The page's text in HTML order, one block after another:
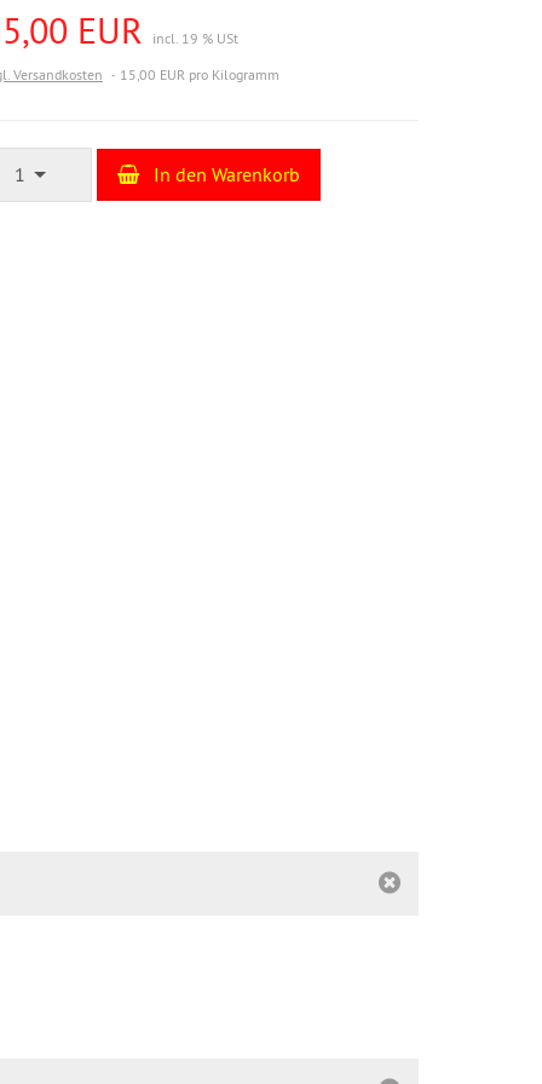
EUR
incl. 19 % USt
Versandkosten
15,00 EUR pro Kilogramm
1 In den Warenkorb